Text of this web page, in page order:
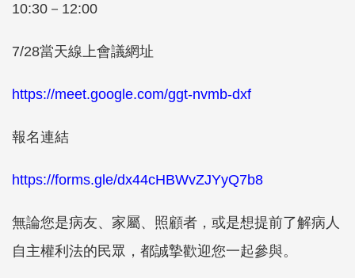
10:30－12:00
7/28當天線上會議網址
https://meet.google.com/ggt-nvmb-dxf
報名連結
https://forms.gle/dx44cHBWvZJYyQ7b8
無論您是病友、家屬、照顧者，或是想提前了解病人
自主權利法的民眾，都誠摯歡迎您一起參與。